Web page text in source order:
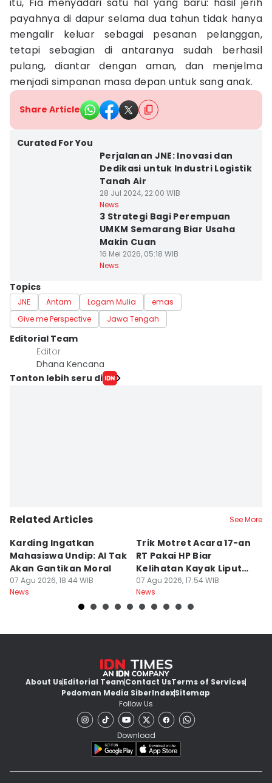
payahnya di dapur selama dua tahun tidak hanya
mengalir keluar sebagai pesanan pelanggan,
tetapi sebagian di antaranya sudah berhasil
pulang, diantar dengan aman, dan menjelma
menjadi simpanan masa depan untuk sang anak.
Share Article
Curated For You
Perjalanan JNE: Inovasi dan
Dedikasi untuk Industri Logistik
Tanah Air
28 Jul 2024, 22:00 WIB
News
3 Strategi Bagi Perempuan
UMKM Semarang Biar Usaha
Makin Cuan
16 Mei 2026, 05:18 WIB
News
Topics
JNE Antam Logam Mulia
emas
Give me Perspective
Jawa Tengah
Editorial Team
Editor
Dhana Kencana
Tonton lebih seru di
Related Articles See More
Karding Ingatkan
Mahasiswa Undip: AI Tak
Akan Gantikan Moral
07 Agu 2026, 18:44 WIB
News
Trik Motret Acara 17-an
RT Pakai HP Biar
Kelihatan Kayak Liputan
Festival Nasional
07 Agu 2026, 17:54 WIB
News
About UsEditorial TeamContact UsTerms of Services
Pedoman Media SiberIndexSitemap
Follow Us
Download